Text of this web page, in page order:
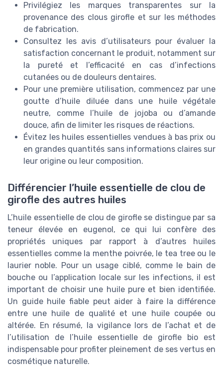
Privilégiez les marques transparentes sur la
provenance des clous girofle et sur les méthodes
de fabrication.
Consultez les avis d’utilisateurs pour évaluer la
satisfaction concernant le produit, notamment sur
la pureté et l’efficacité en cas d’infections
cutanées ou de douleurs dentaires.
Pour une première utilisation, commencez par une
goutte d’huile diluée dans une huile végétale
neutre, comme l’huile de jojoba ou d’amande
douce, afin de limiter les risques de réactions.
Évitez les huiles essentielles vendues à bas prix ou
en grandes quantités sans informations claires sur
leur origine ou leur composition.
Différencier l’huile essentielle de clou de
girofle des autres huiles
L’huile essentielle de clou de girofle se distingue par sa
teneur élevée en eugenol, ce qui lui confère des
propriétés uniques par rapport à d’autres huiles
essentielles comme la menthe poivrée, le tea tree ou le
laurier noble. Pour un usage ciblé, comme le bain de
bouche ou l’application locale sur les infections, il est
important de choisir une huile pure et bien identifiée.
Un guide huile fiable peut aider à faire la différence
entre une huile de qualité et une huile coupée ou
altérée. En résumé, la vigilance lors de l’achat et de
l’utilisation de l’huile essentielle de girofle bio est
indispensable pour profiter pleinement de ses vertus en
cosmétique naturelle.